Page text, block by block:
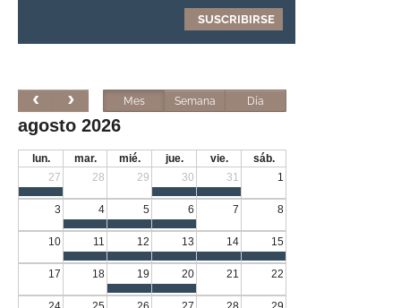
Mes Semana Día
agosto 2026
lun. mar. mié. jue. vie.
sáb.
27
28 29 30 31 1
3 4 5 6 7 8
10 11 12 13 14 15
17 18 19 20 21 22